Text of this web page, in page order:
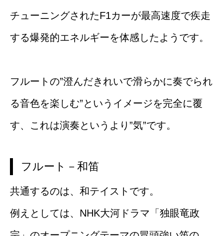
チューニングされたF1カーが最高速度で疾走
する爆発的エネルギーを体感したようです。
フルートの”澄んだきれいで滑らかに奏でられ
る音色を楽しむ”というイメージを完全に覆
す、これは演奏というより”気”です。
フルート－和笛
共通するのは、和テイストです。
例えとしては、NHK大河ドラマ「独眼竜政